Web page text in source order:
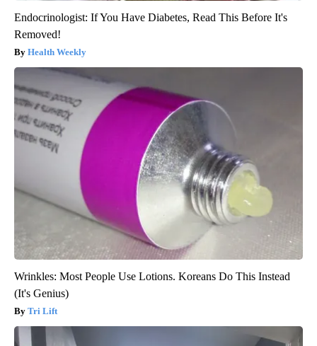
Endocrinologist: If You Have Diabetes, Read This Before It's
Removed!
Health Weekly
Wrinkles: Most People Use Lotions. Koreans Do This Instead
(It's Genius)
Tri Lift